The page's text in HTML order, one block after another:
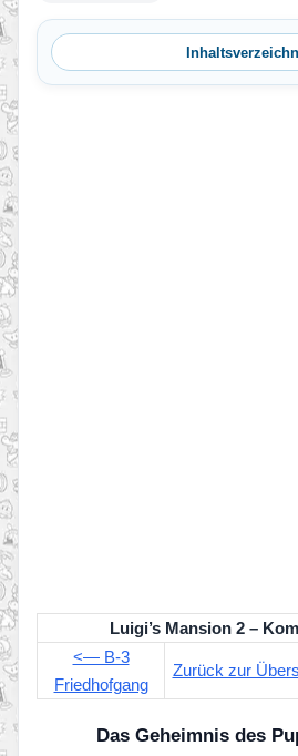
Luigi’s Mansion 2 –
<— B-3
Friedhofgang
Zurück zur
Das Geheimnis des